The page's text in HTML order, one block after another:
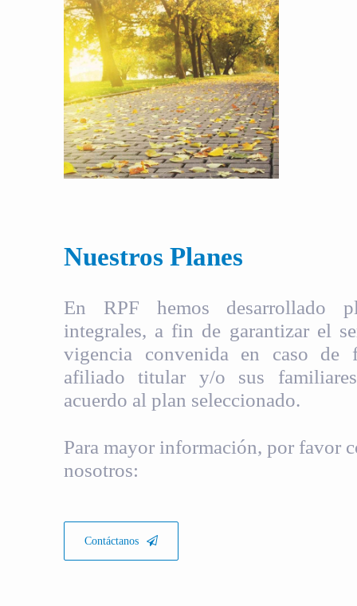
Nuestros Planes
En RPF hemos desarrollado
integrales, a fin de garantizar el
vigencia convenida en caso de
afiliado titular y/o sus
acuerdo al plan seleccionado.
Para mayor información, por favor
nosotros:
Contáctanos